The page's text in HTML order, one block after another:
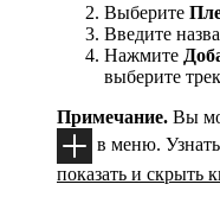
Выберите
Введите
Нажмите
выберите
Примечание. Вы
в меню.
показать и скрыть